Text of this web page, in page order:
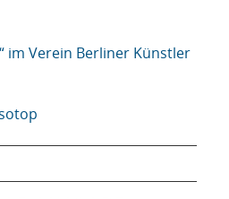
im Verein Berliner Künstler